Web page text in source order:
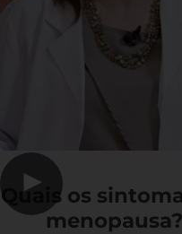
▶
Quais os
menopausa?